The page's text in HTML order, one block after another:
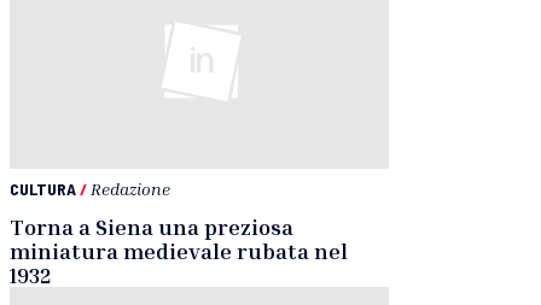
CULTURA/ Redazione
Torna a Siena una preziosa
miniatura medievale rubata nel
1932